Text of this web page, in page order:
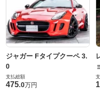
ジャガー Fタイプクーペ 3.
0
支払総額
475.0万円